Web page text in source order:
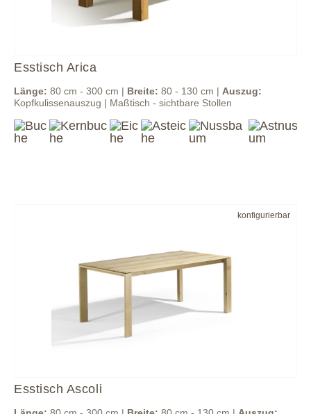
Esstisch Arica
Länge: 80 cm - 300 cm | Breite: 80 - 130 cm | Auszug:
Kopfkulissenauszug | Maßtisch - sichtbare Stollen
konfigurierbar
Esstisch Ascoli